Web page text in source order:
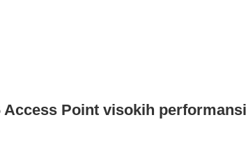
Access Point visokih performansi